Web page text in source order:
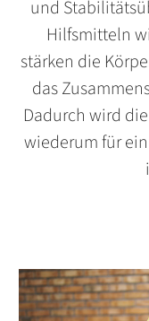
und
Hilfsmitteln
stärken die
das
Dadurch wird
wiederum für